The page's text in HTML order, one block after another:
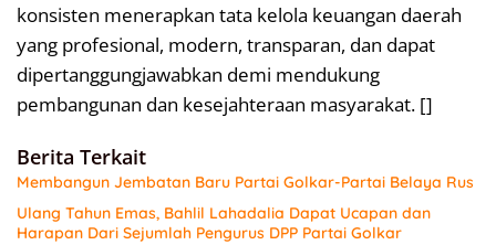
konsisten menerapkan tata kelola keuangan daerah
yang profesional, modern, transparan, dan dapat
dipertanggungjawabkan demi mendukung
pembangunan dan kesejahteraan masyarakat. []
Berita Terkait
Membangun Jembatan Baru Partai Golkar-Partai Belaya Rus
Ulang Tahun Emas, Bahlil Lahadalia Dapat Ucapan dan
Harapan Dari Sejumlah Pengurus DPP Partai Golkar